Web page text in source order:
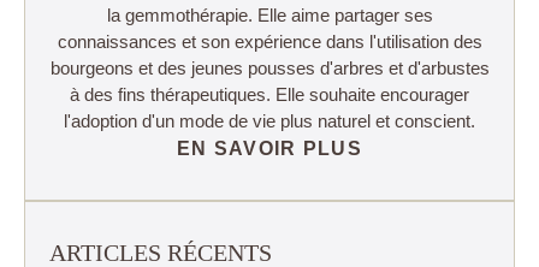
la gemmothérapie. Elle aime partager ses
connaissances et son expérience dans l'utilisation des
bourgeons et des jeunes pousses d'arbres et d'arbustes
à des fins thérapeutiques. Elle souhaite encourager
l'adoption d'un mode de vie plus naturel et conscient.
EN SAVOIR PLUS
ARTICLES RÉCENTS